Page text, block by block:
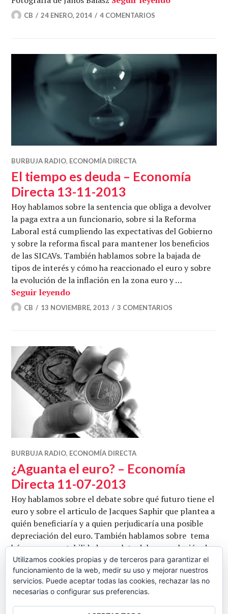
CB 24 ENERO, 2014 4 COMENTARIOS
BURBUJA RADIO, ECONOMÍA DIRECTA
El tiempo es deuda – Economía
Directa 13-11-2013
Hoy hablamos sobre la sentencia que obliga a devolver
la paga extra a un funcionario, sobre si la Reforma
Laboral está cumpliendo las expectativas del Gobierno
y sobre la reforma fiscal para mantener los beneficios
de las SICAVs. También hablamos sobre la bajada de
tipos de interés y cómo ha reaccionado el euro y sobre
la evolución de la inflación en la zona euro y …
Seguir leyendoEl tiempo es deuda – Economía Directa
CB 13 NOVIEMBRE, 2013 3 COMENTARIOS
BURBUJA RADIO, ECONOMÍA DIRECTA
¿Aguanta el euro? – Economía
Directa 11-07-2013
Hoy hablamos sobre el debate sobre qué futuro tiene el
euro y sobre el articulo de Jacques Saphir que plantea a
quién beneficiaría y a quien perjudicaría una posible
depreciación del euro. También hablamos sobre tema
bárcenas y contabilidad completa del pp, evolución de
las encuestas en que IU adelanta a PSOE en intención
de voto y qué conclusiones arroja la cocina de
encuestas. Con …Seguir leyendo¿Aguanta el euro? –
Utilizamos cookies propias y de terceros para garantizar el
funcionamiento de la web, medir su uso y mejorar nuestros
servicios. Puede aceptar todas las cookies, rechazar las no
necesarias o configurar sus preferencias.